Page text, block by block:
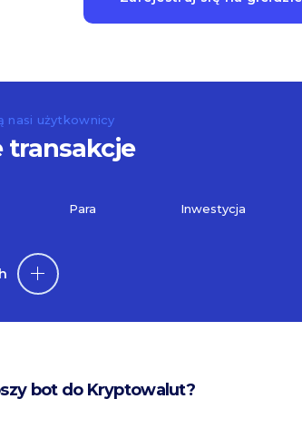
nasi użytkownicy
transakcje
Para Inwestycja
bot do Kryptowalut?